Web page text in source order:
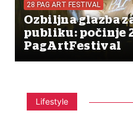
28 PAG ART FESTIVAL
Ozbiljna glazba
publiku: počinje
PagArtFestival
Lifestyle